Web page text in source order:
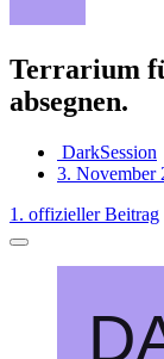
Terrarium
absegnen.
DarkSession
3. November
1. offizieller Beitrag